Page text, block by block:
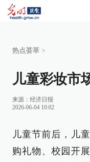
热点荟萃 >
儿童彩妆市
来源： 经济日报
2026-06-04 10:02
儿童节前后，儿
购礼物、校园开